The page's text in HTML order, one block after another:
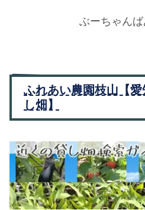
ぶーちゃんば
ふれあい農園枝山【
し畑】